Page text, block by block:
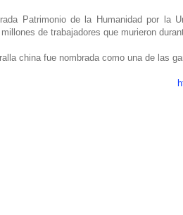
Patrimonio de la Humanidad por
de trabajadores que murieron
china fue nombrada como una de las